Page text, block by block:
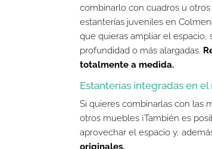
combinarlo con cuadros u
estanterías juveniles en
que quieras ampliar el
profundidad o más alargadas.
totalmente a medida.
Estanterías integradas en
Si quieres combinarlas con las
otros muebles ¡También es
aprovechar el espacio y,
originales.